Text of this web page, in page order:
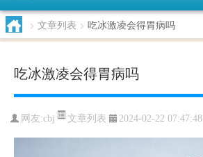
> 文章列表 > 吃冰激凌会得胃病吗
吃冰激凌会得胃病吗
网友:cbj 文章列表 2024-02-22 07:47:48